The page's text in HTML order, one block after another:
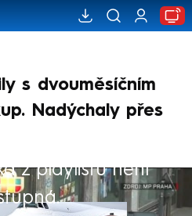
s dvouměsíčním
Nadýchaly přes
z playlistu není